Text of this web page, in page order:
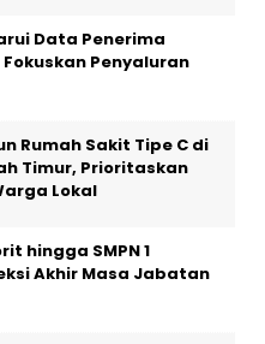
Data Penerima
Fokuskan Penyaluran
Rumah Sakit Tipe C di
Timur, Prioritaskan
Lokal
hingga SMPN 1
Akhir Masa Jabatan